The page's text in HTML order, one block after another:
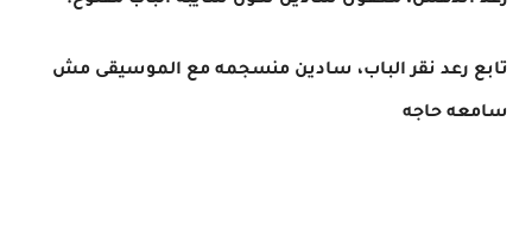
تابع رعد نقر الباب، سادين منسجمه مع الموسيقى مش
سامعه حاجه